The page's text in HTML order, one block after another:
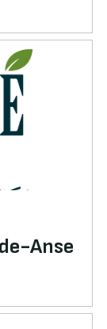
Anse